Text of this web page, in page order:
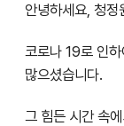
안녕하세요, 청정
코로나 19로 인
많으셨습니다.
그 힘든 시간 속